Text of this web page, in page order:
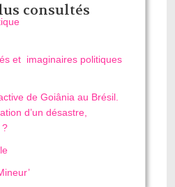
consultés
et imaginaires politiques
de Goiânia au Brésil.
d’un désastre,
?